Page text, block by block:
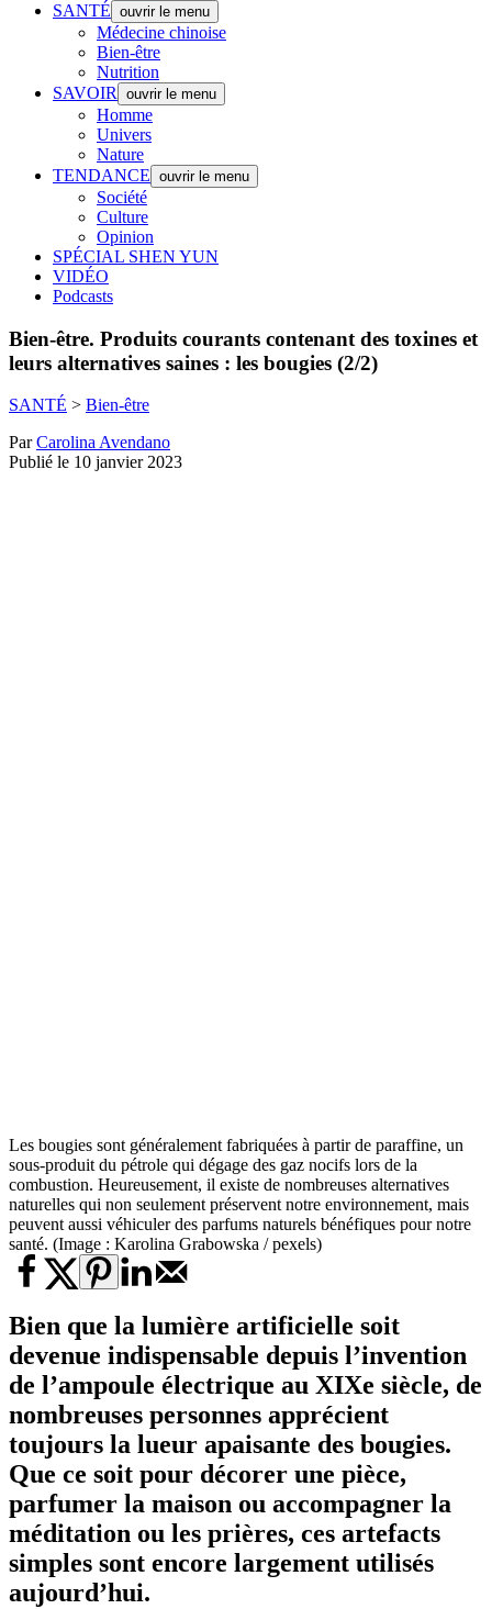
SANTÉ ouvrir le menu
Médecine chinoise
Bien-être
Nutrition
SAVOIR
ouvrir le menu
Homme
Univers
Nature
TENDANCE ouvrir le menu
Société
Culture
Opinion
SPÉCIAL SHEN YUN
VIDÉO
Podcasts
Bien-être. Produits courants contenant des toxines et
leurs alternatives saines : les bougies (2/2)
SANTÉ > Bien-être
ParCarolina Avendano
Publié le 10 janvier 2023
Les bougies sont généralement fabriquées à partir de paraffine, un
sous-produit du pétrole qui dégage des gaz nocifs lors de la
combustion. Heureusement, il existe de nombreuses alternatives
naturelles qui non seulement préservent notre environnement, mais
peuvent aussi véhiculer des parfums naturels bénéfiques pour notre
santé. (Image : Karolina Grabowska / pexels)
Bien que la lumière artificielle soit
devenue indispensable depuis l’invention
de l’ampoule électrique au XIXe siècle, de
nombreuses personnes apprécient
toujours la lueur apaisante des bougies.
Que ce soit pour décorer une pièce,
parfumer la maison ou accompagner la
méditation ou les prières, ces artefacts
simples sont encore largement utilisés
aujourd’hui.